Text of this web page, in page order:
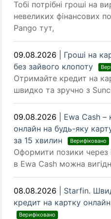
Тобі потрібні гроші на
невеликих фінансових
Pango тут,
09.08.2026
Гроші на
без зайвого клопоту
Отримайте кредит на
швидко та зручно з
09.08.2026
Ewa Cash –
онлайн на будь-яку
за 15 хвилин
Верифіковано
Оформити позики через
в Ewa Cash можна
08.08.2026
Starfin.
кредит на картку
Верифіковано